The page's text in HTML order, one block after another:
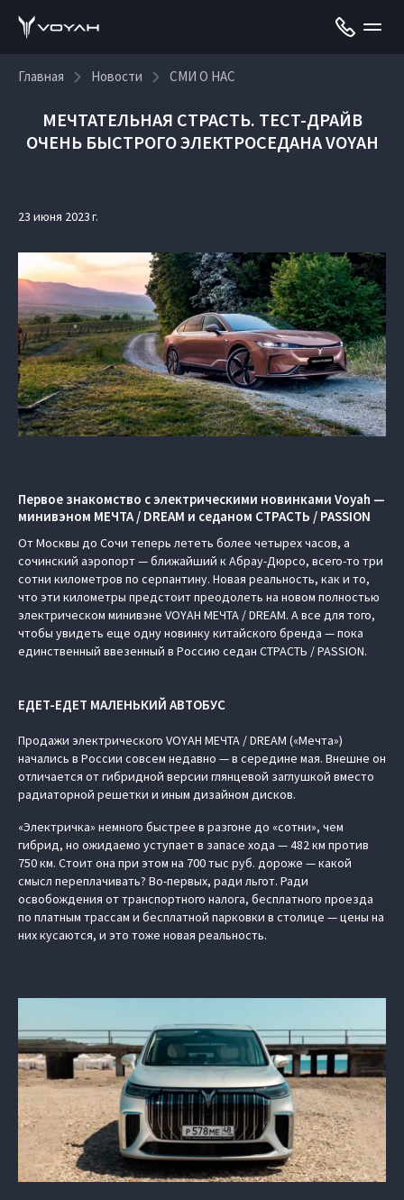
Главная Новости СМИ О НАС
МЕЧТАТЕЛЬНАЯ СТРАСТЬ. ТЕСТ-ДРАЙВ
ОЧЕНЬ БЫСТРОГО ЭЛЕКТРОСЕДАНА VOYAH
23 июня 2023 г.
Первое знакомство с электрическими новинками Voyah —
минивэном МЕЧТА / DREAM и седаном СТРАСТЬ / PASSION
От Москвы до Сочи теперь лететь более четырех часов, а
сочинский аэропорт — ближайший к Абрау-Дюрсо, всего-то три
сотни километров по серпантину. Новая реальность, как и то,
что эти километры предстоит преодолеть на новом полностью
электрическом минивэне VOYAH МЕЧТА / DREAM. А все для того,
чтобы увидеть еще одну новинку китайского бренда — пока
единственный ввезенный в Россию седан СТРАСТЬ / PASSION.
ЕДЕТ-ЕДЕТ МАЛЕНЬКИЙ АВТОБУС
Продажи электрического VOYAH МЕЧТА / DREAM («Мечта»)
начались в России совсем недавно — в середине мая. Внешне он
отличается от гибридной версии глянцевой заглушкой вместо
радиаторной решетки и иным дизайном дисков.
«Электричка» немного быстрее в разгоне до «сотни», чем
гибрид, но ожидаемо уступает в запасе хода — 482 км против
750 км. Стоит она при этом на 700 тыс руб. дороже — какой
смысл переплачивать? Во-первых, ради льгот. Ради
освобождения от транспортного налога, бесплатного проезда
по платным трассам и бесплатной парковки в столице — цены на
них кусаются, и это тоже новая реальность.